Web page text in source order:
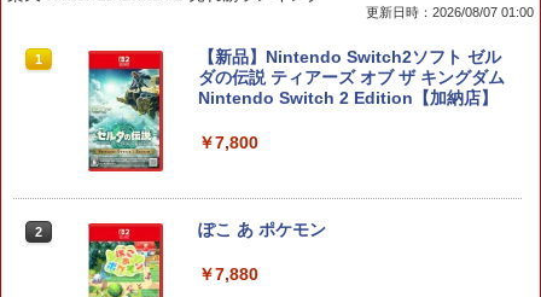
更新日時：2026/08/07 01:00
1
【新品】Nintendo Switch2ソフト ゼル
ダの伝説 ティアーズ オブ ザ キングダム
Nintendo Switch 2 Edition【加納店】
￥7,800
2 ぽこ あ ポケモン
￥7,880